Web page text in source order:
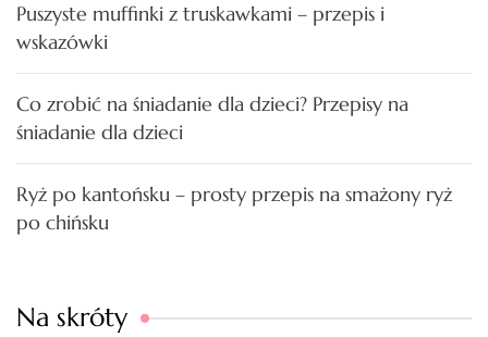
Puszyste muffinki z truskawkami – przepis i
wskazówki
Co zrobić na śniadanie dla dzieci? Przepisy na
śniadanie dla dzieci
Ryż po kantońsku – prosty przepis na smażony ryż
po chińsku
Na skróty